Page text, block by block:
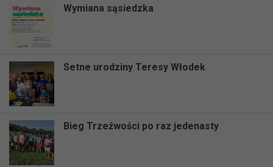
Wymiana sąsiedzka
Setne urodziny Teresy Włodek
Bieg Trzeźwości po raz jedenasty